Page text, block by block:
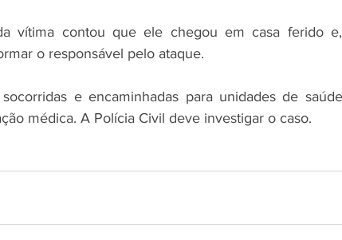
vítima contou que ele chegou em casa ferido
o responsável pelo ataque.
e encaminhadas para unidades de
médica. A Polícia Civil deve investigar o caso.